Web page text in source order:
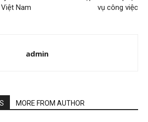
Nam
vụ công việc
admin
MORE FROM AUTHOR